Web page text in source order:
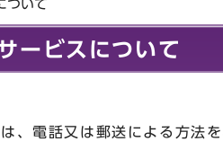
ついて
ービスについて
電話又は郵送による方法を